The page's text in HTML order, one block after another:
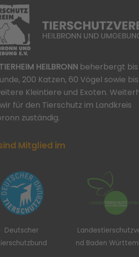
TIERHEIM HEILBRONN beherbergt bis
200 Katzen, 60 Vögel sowie
Kleintiere und Exoten.
für den Tierschutz im Landkreis
zuständig.
Mitglied im
Deutscher
nd Baden